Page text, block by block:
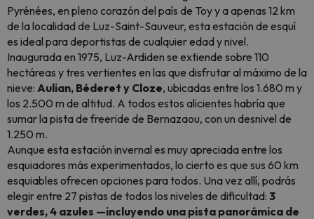
Pyrénées, en pleno corazón del país de Toy y a apenas 12 km
de la localidad de Luz-Saint-Sauveur, esta estación de esquí
es ideal para deportistas de cualquier edad y nivel.
Inaugurada en 1975, Luz-Ardiden se extiende sobre 110
hectáreas y tres vertientes en las que disfrutar al máximo de la
nieve: Aulian, Béderet y Cloze, ubicadas entre los 1.680 m y
los 2.500 m de altitud. A todos estos alicientes habría que
sumar la pista de freeride de Bernazaou, con un desnivel de
1.250 m.
Aunque esta estación invernal es muy apreciada entre los
esquiadores más experimentados, lo cierto es que sus 60 km
esquiables ofrecen opciones para todos. Una vez allí, podrás
elegir entre 27 pistas de todos los niveles de dificultad: 3
verdes, 4 azules —incluyendo una pista panorámica de